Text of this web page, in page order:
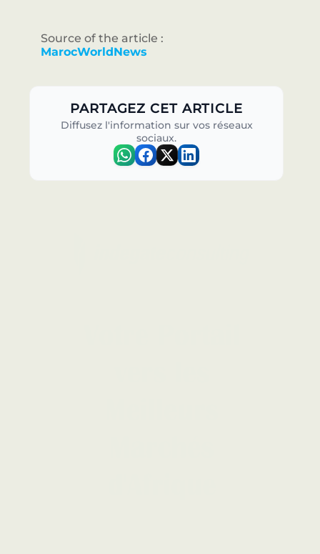
Source of the article :
MarocWorldNews
PARTAGEZ CET ARTICLE
Diffusez l'information sur vos réseaux
sociaux.